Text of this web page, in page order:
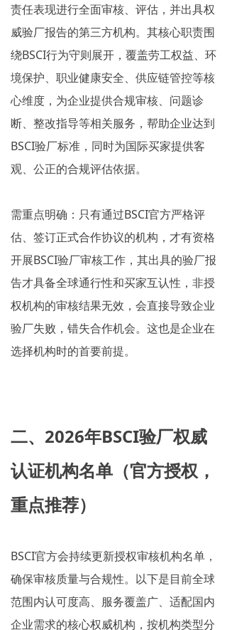
责任表现进行全面审核、评估，并出具权
威验厂报告的第三方机构。其核心职责围
绕BSCI行为守则展开，覆盖劳工权益、环
境保护、职业健康安全、供应链管控等核
心维度，为企业提供合规审核、问题诊
断、整改指导等相关服务，帮助企业达到
BSCI验厂标准，同时为国际买家提供客
观、公正的合规评估依据。
需重点明确：只有通过BSCI官方严格评
估、签订正式合作协议的机构，才有资格
开展BSCI验厂审核工作，其出具的验厂报
告才具备全球通行性和买家互认性，非授
权机构的审核结果无效，会直接导致企业
验厂失败，错失合作机会。这也是企业在
选择机构时的首要前提。
二、2026年BSCI验厂权威
认证机构名单（官方授权，
重点推荐）
BSCI官方会持续更新授权审核机构名单，
确保审核质量与合规性。以下是目前全球
范围内认可度高、服务覆盖广、适配国内
企业需求的核心权威机构，按机构类型分